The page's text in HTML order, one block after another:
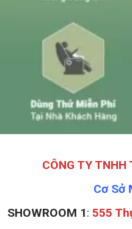
CÔNG TY TNHH
Cơ Sở
SHOWROOM 1: 555